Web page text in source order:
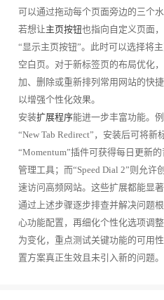
可以通过拖动每个页面旁边的三个
若想让主页按钮也指向自定义页面
“显示主页按钮”。此时可以选择将
空白页。对于新标签页的布局优化
加、删除或重新排列常用网站的快
以增强个性化效果。
安装扩展程序能进一步丰富功能。
“New Tab Redirect”，安装后可将
“Momentum”插件可获得每日更新
管理工具；而“Speed Dial 2”则允
速访问高频网站。这些扩展都能显
通过上述步骤逐步排查并解决问题
心功能配置，再细化个性化选项调
为变化，重点测试关键功能的可用
置方案真正生效且未引入新的问题。